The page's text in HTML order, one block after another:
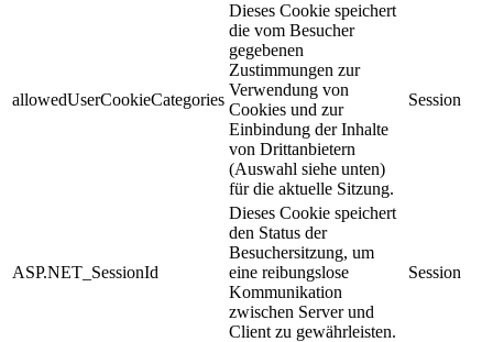
allowedUserCookieCategories
Dieses Cookie speichert
die vom Besucher
gegebenen
Zustimmungen zur
Verwendung von
Cookies und zur
Einbindung der Inhalte
von Drittanbietern
(Auswahl siehe unten)
für die aktuelle Sitzung.
Session
ASP.NET_SessionId
Dieses Cookie speichert
den Status der
Besuchersitzung, um
eine reibungslose
Kommunikation
zwischen Server und
Client zu gewährleisten.
Session